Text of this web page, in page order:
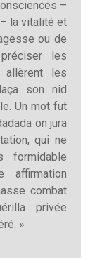
–
la vitalité et
ou de
les
allèrent les
son nid
Un mot fut
on jura
qui ne
affirmation
combat
privée
»